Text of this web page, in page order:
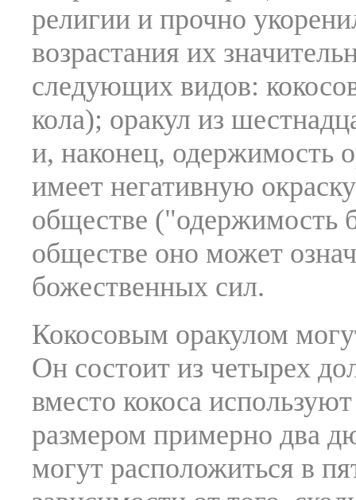
религии и прочно
возрастания их
следующих видов:
кола); оракул из
и, наконец, одержимость
имеет негативную
обществе ("одержимость
обществе оно может
божественных сил.
Кокосовым оракулом
Он состоит из четырех
вместо кокоса
размером примерно два
могут расположиться в